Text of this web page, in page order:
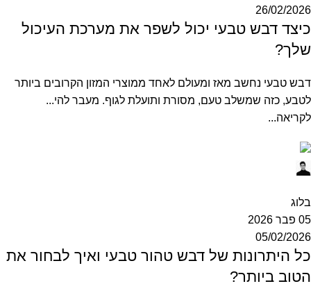
26/02/2026
כיצד דבש טבעי יכול לשפר את מערכת העיכול
שלך?
דבש טבעי נחשב מאז ומעולם לאחד ממוצרי המזון הקרובים ביותר
לטבע, כזה שמשלב טעם, מסורת ותועלת לגוף. מעבר להי...
לקריאה...
בלוג
05 פבר 2026
05/02/2026
כל היתרונות של דבש טהור טבעי ואיך לבחור את
הטוב ביותר?